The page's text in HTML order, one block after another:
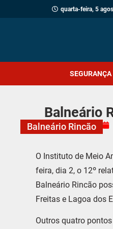
quarta-feira, 5
SEGURANÇA
Balneário
Balneário Rincão
O Instituto de Meio
feira, dia 2, o 12º
Balneário Rincão
Freitas e Lagoa dos
Outros quatro